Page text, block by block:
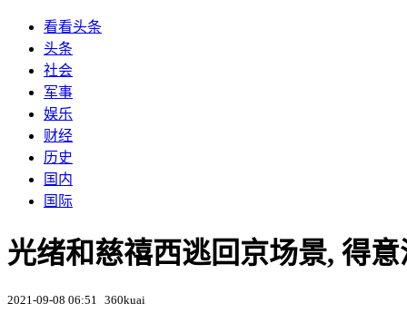
看看头条
头条
社会
军事
娱乐
财经
历史
国内
国际
光绪和慈禧西逃回京场景, 得
2021-09-08 06:51 360kuai